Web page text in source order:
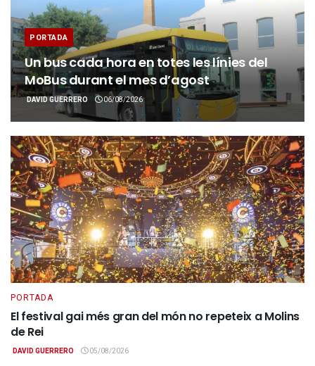
PORTADA
Un bus cada hora en totes les línies del
MoBus durant el mes d’agost
DAVID GUERRERO 06/08/2026
PORTADA
El festival gai més gran del món no repeteix a Molins
de Rei
DAVID GUERRERO 05/08/2026